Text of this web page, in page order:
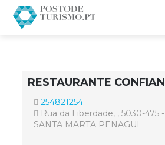
RESTAURANTE CONFIAN
254821254
Rua da Liberdade, , 5030-475 -
SANTA MARTA PENAGUI